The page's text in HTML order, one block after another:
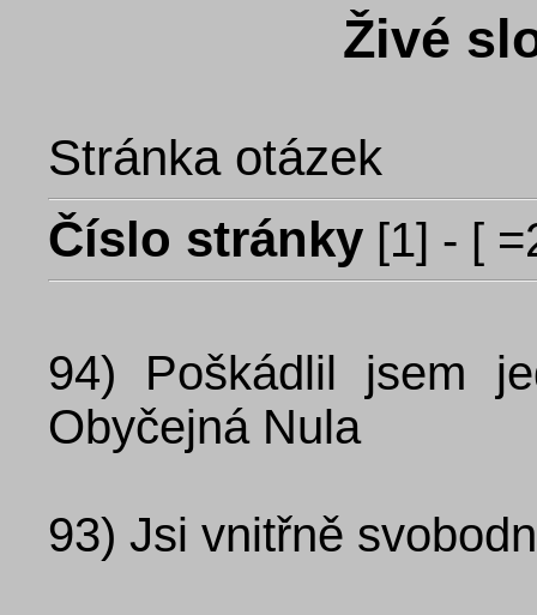
Živé
Stránka otázek
Číslo stránky [1] - [
94) Poškádlil jsem
Obyčejná Nula
93) Jsi vnitřně